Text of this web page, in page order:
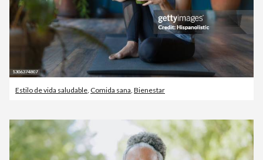
Estilo de vida saludable Comida sana Bienestar